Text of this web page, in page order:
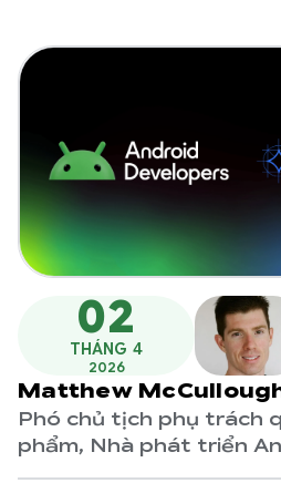
02
THÁNG 4
2026
Matthew
Phó chủ tịch phụ trách
phẩm, Nhà phát triển